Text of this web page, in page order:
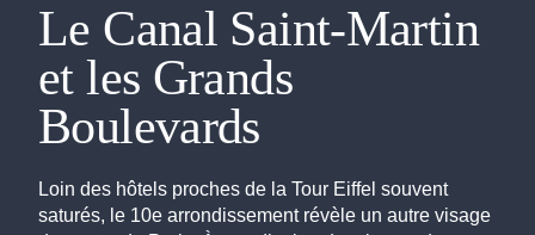
Le Canal Saint-Martin
et les Grands
Boulevards
Loin des hôtels proches de la Tour Eiffel souvent
saturés, le 10e arrondissement révèle un autre visage